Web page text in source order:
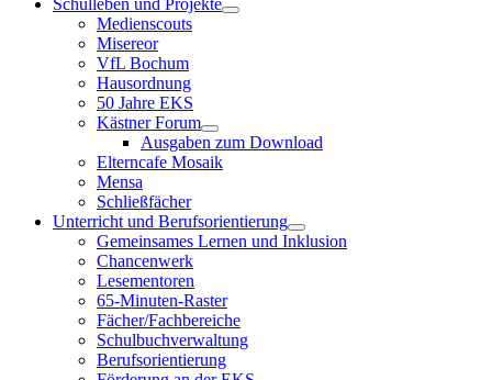
Schulleben und Projekte
Medienscouts
Misereor
VfL Bochum
Hausordnung
50 Jahre EKS
Kästner Forum
Ausgaben zum Download
Elterncafe Mosaik
Mensa
Schließfächer
Unterricht und Berufsorientierung
Gemeinsames Lernen und Inklusion
Chancenwerk
Lesementoren
65-Minuten-Raster
Fächer/Fachbereiche
Schulbuchverwaltung
Berufsorientierung